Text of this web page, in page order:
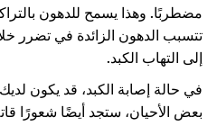
مضطربًا. وهذا يسمح للدهون
تتسبب الدهون الزائدة في تضرر
إلى التهاب الكبد.
في حالة إصابة الكبد، قد يكون
بعض الأحيان، ستجد أيضًا شعورًا